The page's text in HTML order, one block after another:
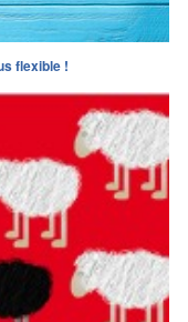
flexible !